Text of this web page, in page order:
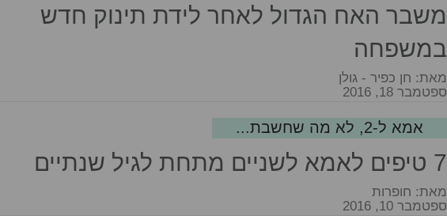
משבר האח הגדול לאחר לידת תינוק חדש
במשפחה
מאת: חן כפיר - גולן
ספטמבר 18, 2016
אמא ל-2, לא מה שחשבת...
7 טיפים לאמא לשניים מתחת לגיל שנתיים
מאת: חופרות
ספטמבר 10, 2016